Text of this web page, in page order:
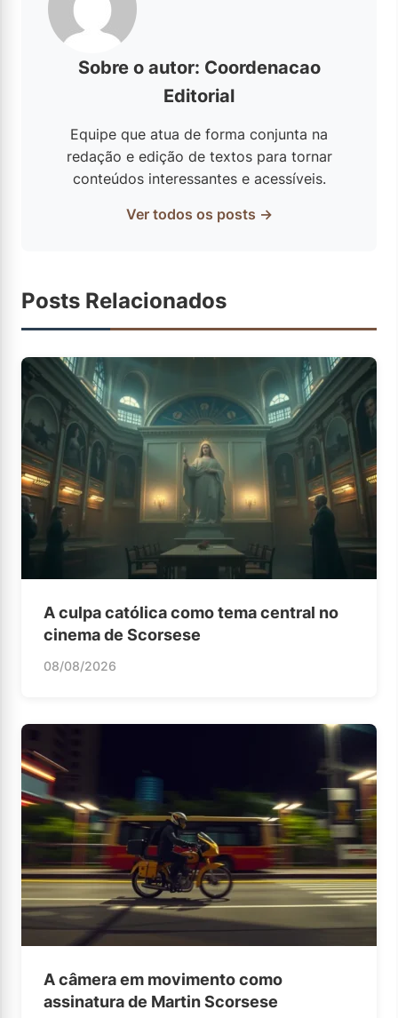
Sobre o autor: Coordenacao
Editorial
Equipe que atua de forma conjunta na
redação e edição de textos para tornar
conteúdos interessantes e acessíveis.
Ver todos os posts →
Posts Relacionados
A culpa católica como tema central no
cinema de Scorsese
08/08/2026
A câmera em movimento como
assinatura de Martin Scorsese